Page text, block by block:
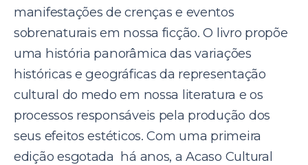
manifestações de crenças e eventos
sobrenaturais em nossa ficção. O livro propõe
uma história panorâmica das variações
históricas e geográficas da representação
cultural do medo em nossa literatura e os
processos responsáveis pela produção dos
seus efeitos estéticos. Com uma primeira
edição esgotada há anos, a Acaso Cultural